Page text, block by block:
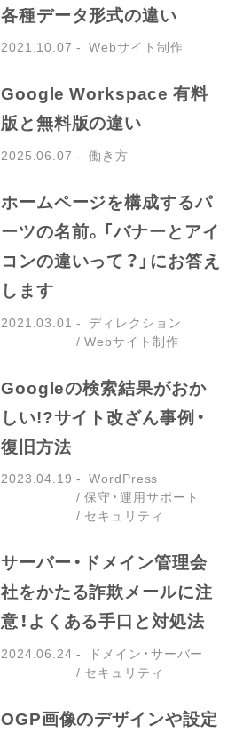
各種データ形式の違い
2021.10.07 Webサイト制作
Google Workspace 有料
版と無料版の違い
2025.06.07 働き方
ホームページを構成するパ
ーツの名前。「バナーとアイ
コンの違いって？」にお答え
します
2021.03.01
ディレクション
Webサイト制作
Googleの検索結果がおか
しい!?サイト改ざん事例・
復旧方法
2023.04.19
WordPress
保守・運用サポート
セキュリティ
サーバー・ドメイン管理会
社をかたる詐欺メールに注
意！よくある手口と対処法
2024.06.24
ドメイン・サーバー
セキュリティ
OGP画像のデザインや設定